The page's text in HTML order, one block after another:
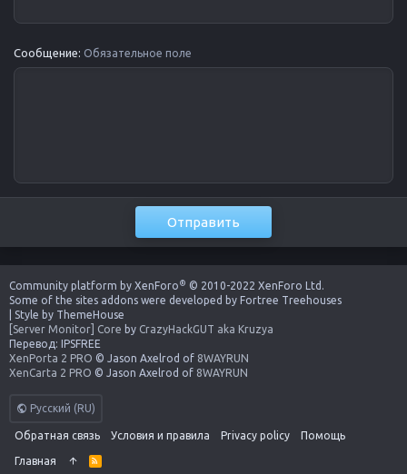
Сообщение Обязательное поле
Отправить
Русский (RU)
Обратная связь Условия и правила Privacy policy Помощь
Главная
R
Community platform by XenForo ® © 2010-2022 XenForo Ltd.
Some of the sites addons were developed by Fortree Treehouses
Style by ThemeHouse
[Server Monitor] Core by CrazyHackGUT aka Kruzya
Перевод: IPSFREE
XenPorta 2 PRO © Jason Axelrod of 8WAYRUN
XenCarta 2 PRO © Jason Axelrod of 8WAYRUN